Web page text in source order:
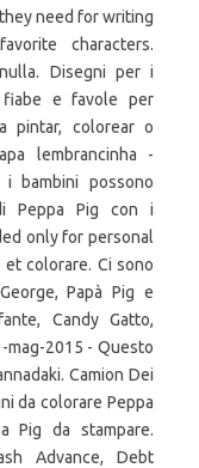
need for writing
characters.
Disegni per i
fiabe e favole per
pintar, colorear o
lembrancinha -
bambini possono
Peppa Pig con i
only for personal
et colorare. Ci sono
Papà Pig e
Candy Gatto,
mag-2015 - Questo
Camion Dei
da colorare Peppa
Pig da stampare.
Advance, Debt